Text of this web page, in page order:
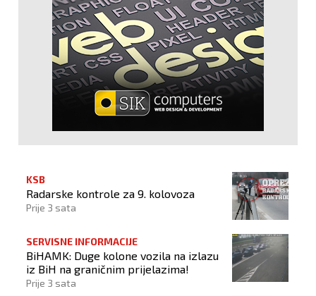
KSB
Radarske kontrole za 9. kolovoza
Prije 3 sata
SERVISNE INFORMACIJE
BiHAMK: Duge kolone vozila na izlazu
iz BiH na graničnim prijelazima!
Prije 3 sata